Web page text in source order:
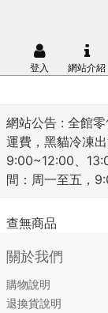
網站公告 : 全館
運費，黑貓冷凍
9:00~12:00、
間：周一至五，
登入 網站介紹
查無商品
關於我們
購物說明
退換貨說明